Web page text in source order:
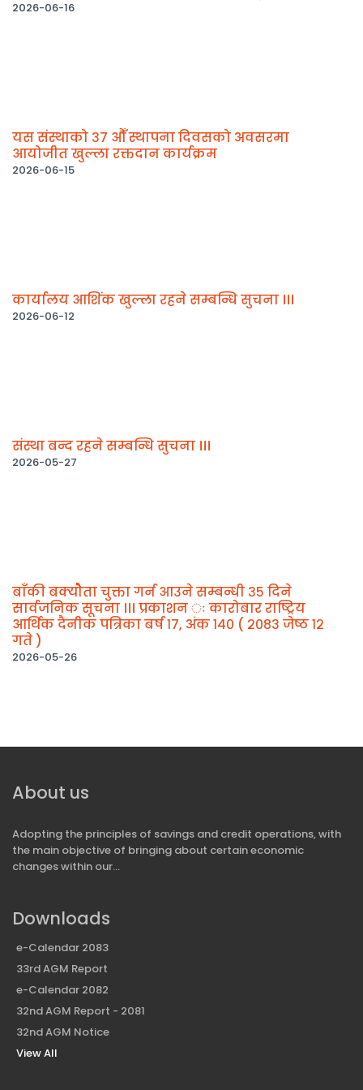
2026-06-16
यस संस्थाको ३७ औँ स्थापना दिवसको अवसरमा
आयोजीत खुल्ला रक्तदान कार्यक्रम
2026-06-15
कार्यालय आशिंक खुल्ला रहने सम्बन्धि सुचना ।।।
2026-06-12
संस्था बन्द रहने सम्बन्धि सुचना ।।।
2026-05-27
बाँकी बक्योैता चुक्ता गर्न आउने सम्बन्धी ३५ दिने
सार्वजनिक सूचना ।।। प्रकाशन ः कारोबार राष्ट्रिय
आर्थिक दैनीक पत्रिका बर्ष १७, अंक १४० ( २०८३ जेष्ठ १२
गते )
2026-05-26
About us
Adopting the principles of savings and credit operations, with
the main objective of bringing about certain economic
changes within our...
Downloads
e-Calendar 2083
33rd AGM Report
e-Calendar 2082
32nd AGM Report - 2081
32nd AGM Notice
View All